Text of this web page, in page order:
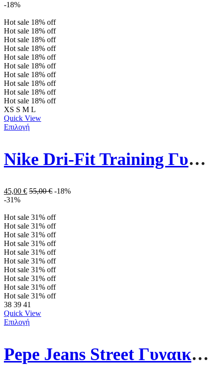
-18%
Hot sale 18% off
Hot sale 18% off
Hot sale 18% off
Hot sale 18% off
Hot sale 18% off
Hot sale 18% off
Hot sale 18% off
Hot sale 18% off
Hot sale 18% off
Hot sale 18% off
XS S M L
Quick View
Επιλογή
Nike Dri-Fit Training Γυναικείο Κολάν CZ9779-010 Μαύρο
45,00 € 55,00€ -18%
-31%
Hot sale 31% off
Hot sale 31% off
Hot sale 31% off
Hot sale 31% off
Hot sale 31% off
Hot sale 31% off
Hot sale 31% off
Hot sale 31% off
Hot sale 31% off
Hot sale 31% off
38 39 41
Quick View
Επιλογή
Pepe Jeans Street Γυναικεία Μποτάκια PLS31520-999 Μαύρα